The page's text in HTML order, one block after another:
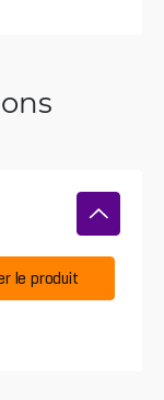
le produit